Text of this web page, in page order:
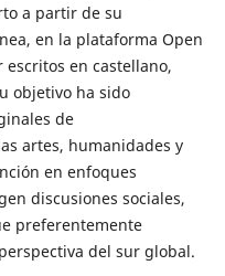
a partir de su
en la plataforma Open
escritos en castellano,
objetivo ha sido
de
artes, humanidades y
en enfoques
discusiones sociales,
preferentemente
del sur global.